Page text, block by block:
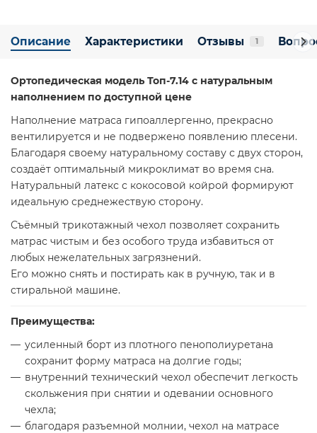
Описание Характеристики Отзывы 1
Ортопедическая модель Топ-7.14 с натуральным
наполнением по доступной цене
Наполнение матраса гипоаллергенно, прекрасно
вентилируется и не подвержено появлению плесени.
Благодаря своему натуральному составу с двух сторон,
создаёт оптимальный микроклимат во время сна.
Натуральный латекс с кокосовой койрой формируют
идеальную среднежествую сторону.
Съёмный трикотажный чехол позволяет сохранить
матрас чистым и без особого труда избавиться от
любых нежелательных загрязнений.
Его можно снять и постирать как в ручную, так и в
стиральной машине.
Преимущества:
усиленный борт из плотного пенополиуретана
сохранит форму матраса на долгие годы;
внутренний технический чехол обеспечит легкость
скольжения при снятии и одевании основного
чехла;
благодаря разъемной молнии, чехол на матрасе